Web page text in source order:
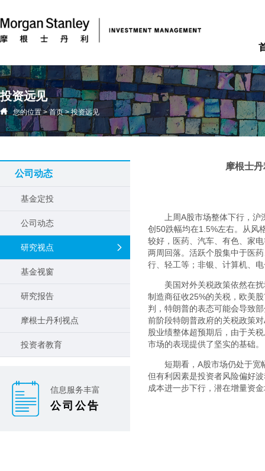
投资远见
您的位置>首页>投资远见
公司动态
基金定投
公司动态
研究视点
基金视窗
研究报告
摩根士丹利视点
投资者教育
信息服务丰富
公司公告
摩根士
上周A股市场整体下行，
创50跌幅均在1.5%左右。从风
较好，医药、汽车、有色、家
两周回落。活跃个股集中于医
行、轻工等；非银、计算机、
美国对外关税政策依然在
制造商征收25%的关税，欧美
判，特朗普的表态可能会导致
前阶段特朗普政府的关税政策
股业绩整体超预期后，由于关
市场的表现提供了坚实的基础。
短期看，A股市场仍处于
但有利因素是投资者风险偏好
成本进一步下行，潜在增量资